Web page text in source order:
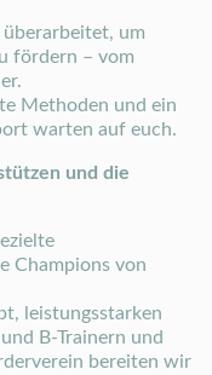
um
fördern – vom
Methoden und ein
warten auf euch.
und die
Champions von
leistungsstarken
B-Trainern und
bereiten wir